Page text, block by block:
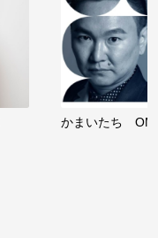
かまいたち